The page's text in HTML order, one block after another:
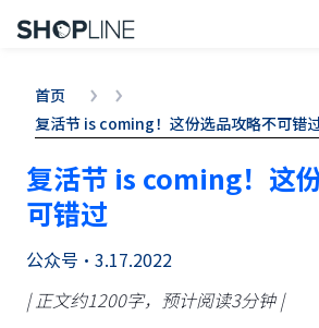
首页
复活节 is coming！这份选品攻略不可错
复活节 is coming！这
可错过
公众号 • 3.17.2022
| 正文约1200字，预计阅读3分钟 |